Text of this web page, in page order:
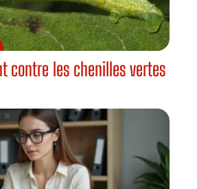
contre les chenilles vertes